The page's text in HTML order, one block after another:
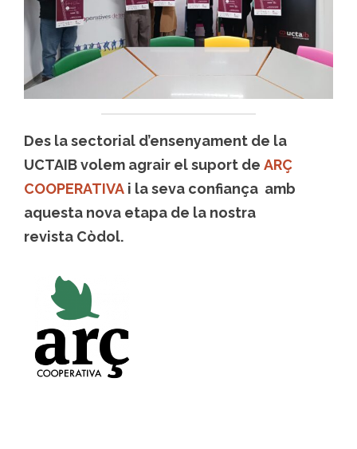
Des la sectorial d’ensenyament de la
UCTAIB volem agrair el suport de ARÇ
COOPERATIVA i la seva confiança amb
aquesta nova etapa de la nostra
revista Còdol.